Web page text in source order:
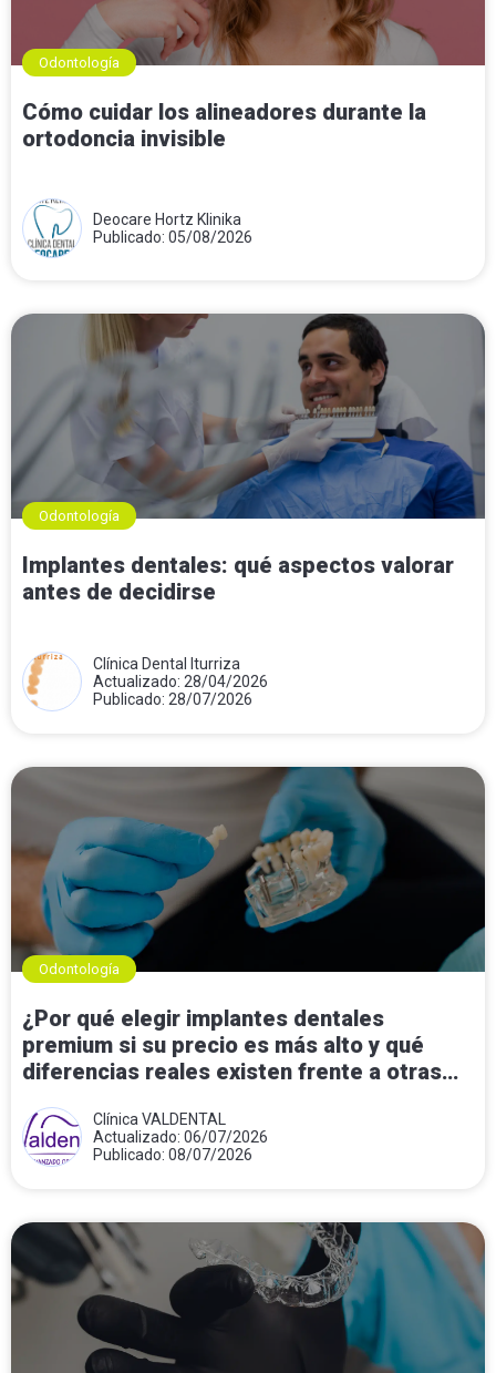
Odontología
Cómo cuidar los alineadores durante la
ortodoncia invisible
Deocare Hortz Klinika
Publicado: 05/08/2026
Odontología
Implantes dentales: qué aspectos valorar
antes de decidirse
Clínica Dental Iturriza
Actualizado: 28/04/2026
Publicado: 28/07/2026
Odontología
¿Por qué elegir implantes dentales
premium si su precio es más alto y qué
diferencias reales existen frente a otras
Clínica VALDENTAL
Actualizado: 06/07/2026
Publicado: 08/07/2026